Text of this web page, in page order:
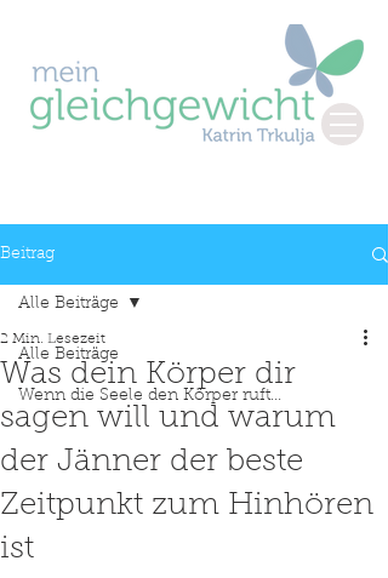
Beitrag
Alle Beiträge
Wenn die Seele den Körper ruft...
Alle Beiträge
Was dein Körper dir
sagen will und warum
der Jänner der beste
Zeitpunkt zum Hinhören
ist
2 Min. Lesezeit